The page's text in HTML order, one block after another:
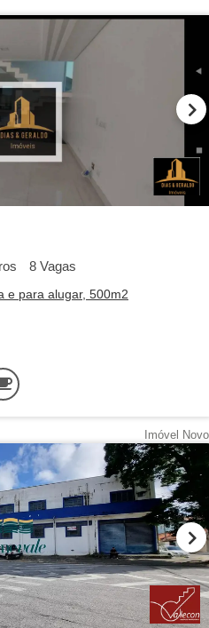
8 Vagas
e para alugar, 500m2
Imóvel Novo